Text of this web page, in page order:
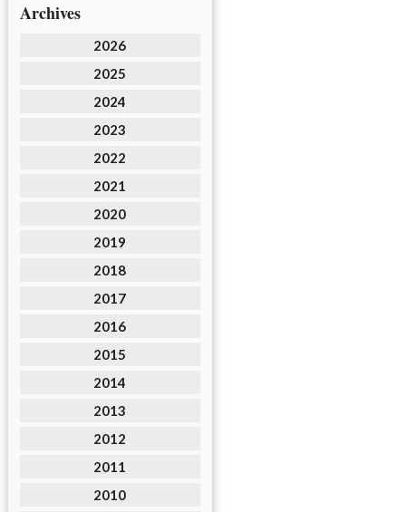
Archives
2026
2025
2024
2023
2022
2021
2020
2019
2018
2017
2016
2015
2014
2013
2012
2011
2010